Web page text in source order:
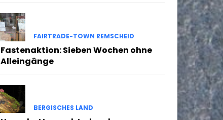
FAIRTRADE-TOWN REMSCHEID
Fastenaktion: Sieben Wochen ohne
Alleingänge
BERGISCHES LAND